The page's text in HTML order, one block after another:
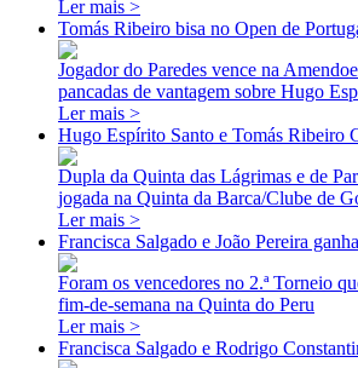
Ler mais >
Tomás Ribeiro bisa no Open de
Jogador do Paredes vence na
pancadas de vantagem sobre Hugo
Ler mais >
Hugo Espírito Santo e Tomás Ribeiro
Dupla da Quinta das Lágrimas e de
jogada na Quinta da Barca/Clube de
Ler mais >
Francisca Salgado e João Pereira
Foram os vencedores no 2.ª Torneio
fim-de-semana na Quinta do Peru
Ler mais >
Francisca Salgado e Rodrigo